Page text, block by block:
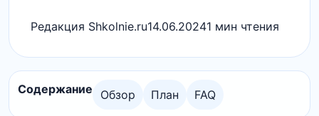
Редакция Shkolnie.ru14.06.20241 мин чтения
Содержание Обзор План FAQ